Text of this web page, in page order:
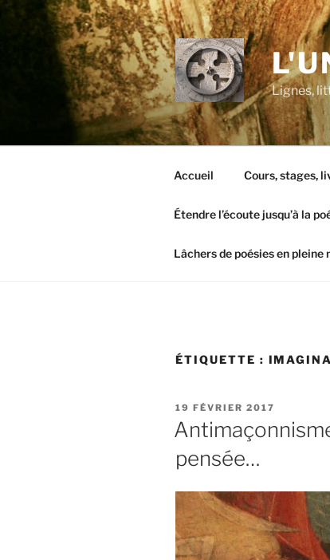
Aller
Lignes,
Accueil Cours, stages,
Étendre l’écoute jusqu’à la
Lâchers de poésies en pleine
ÉTIQUETTE :
PUBLIÉ
LE
19 FÉVRIER 2017
pensée…